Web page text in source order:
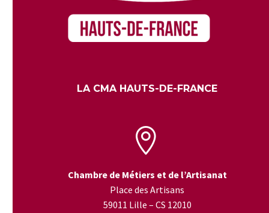
LA CMA HAUTS-DE-FRANCE


Chambre de Métiers et de l’Artisanat
Place des Artisans
59011 Lille – CS 12010